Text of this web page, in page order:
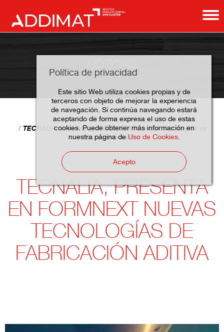
Política de privacidad
Este sitio Web utiliza cookies propias y de
terceros con objeto de mejorar la experiencia
de navegación. Si continúa navegando estará
aceptando de forma expresa el uso de estas
cookies. Puede obtener más información en
nuestra página de Uso de Cookies.
Acepto
Home Noticias
TECNALIA, presenta en FORMNEXT nuevas tecnologías de
fabricación aditiva
TECNALIA, PRESENTA
EN FORMNEXT NUEVAS
TECNOLOGÍAS DE
FABRICACIÓN ADITIVA